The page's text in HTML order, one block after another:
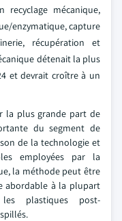
recyclage mécanique,
enzymatique, capture
récupération et
détenait la plus
et devrait croître à un
la plus grande part de
du segment de
de la technologie et
employées par la
la méthode peut être
abordable à la plupart
plastiques post-